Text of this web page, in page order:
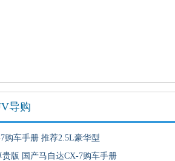
导购
购车手册 推荐2.5L豪华型
贵版 国产马自达CX-7购车手册